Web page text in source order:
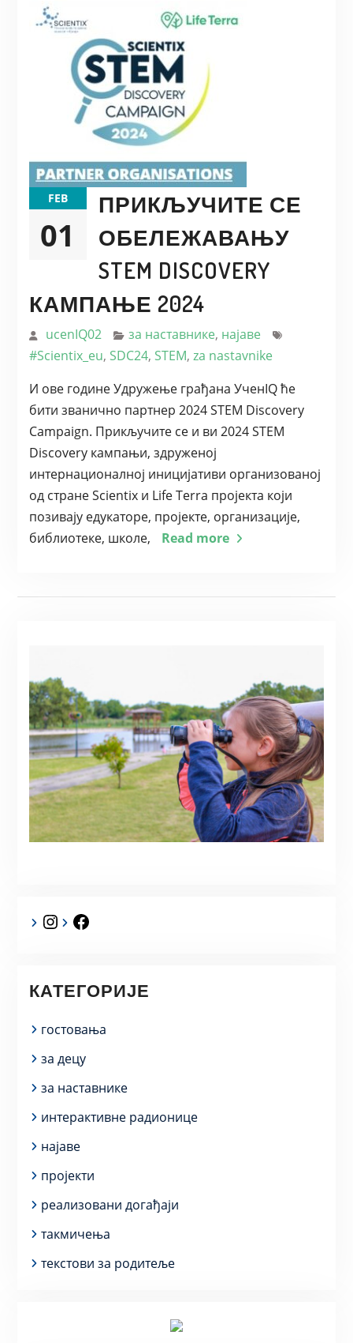
FEB
01
ПРИКЉУЧИТЕ СЕ
ОБЕЛЕЖАВАЊУ
STEM DISCOVERY
КАМПАЊЕ 2024
ucenIQ02 за наставнике, најаве
#Scientix_eu, SDC24, STEM, za nastavnike
И ове године Удружење грађана УченIQ ће
бити званично партнер 2024 STEM Discovery
Campaign. Прикључите се и ви 2024 STEM
Discovery кампањи, здруженој
интернационалној иницијативи организованој
од стране Scientix и Life Terra пројекта који
позивају едукаторе, пројекте, организације,
библиотеке, школе,
Read more
Instagram
КАТЕГОРИЈЕ
гостовања
за децу
за наставнике
интерактивне радионице
најаве
пројекти
реализовани догађаји
такмичења
текстови за родитеље